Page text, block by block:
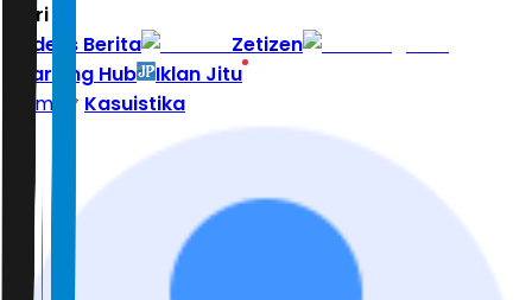
Hari ini
Indeks Berita
Zetizen
Learning Hub
Iklan Jitu
Home
Kasuistika